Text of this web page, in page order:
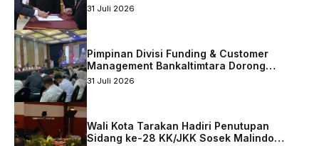
31 Juli 2026
Pimpinan Divisi Funding & Customer
Management Bankaltimtara Dorong
Percepatan Digitalisasi Keuangan di Kota
31 Juli 2026
Wali Kota Tarakan Hadiri Penutupan
Sidang ke-28 KK/JKK Sosek Malindo